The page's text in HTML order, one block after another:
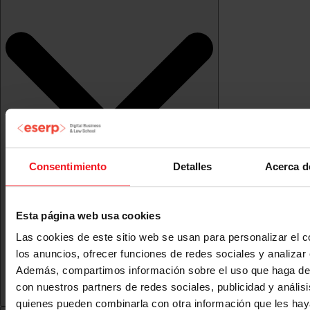
Consentimiento Detalles Acerca
Esta página web usa cookies
Las cookies de este sitio web se usan para personalizar el
los anuncios, ofrecer funciones de redes sociales y analizar
Además, compartimos información sobre el uso que haga
con nuestros partners de redes sociales, publicidad y
quienes pueden combinarla con otra información que les